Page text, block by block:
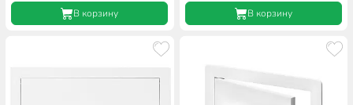
В корзину В корзину